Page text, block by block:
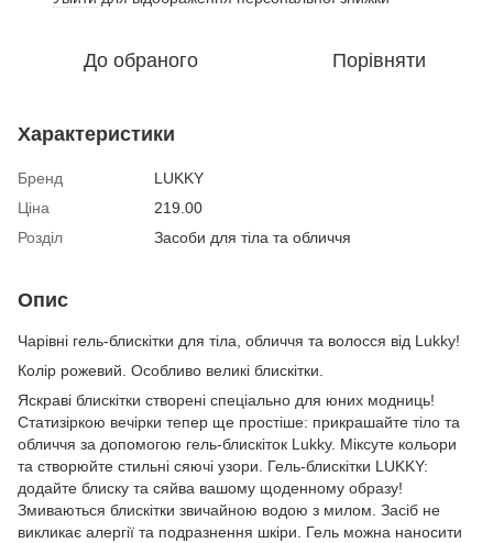
До обраного Порівняти
Характеристики
Бренд
LUKKY
Ціна
219.00
Розділ
Засоби для тіла та обличчя
Опис
Чарівні гель-блискітки для тіла, обличчя та волосся від Lukky!
Колір рожевий. Особливо великі блискітки.
Яскраві блискітки створені спеціально для юних модниць!
Статизіркою вечірки тепер ще простіше: прикрашайте тіло та
обличчя за допомогою гель-блискіток Lukky. Міксуте кольори
та створюйте стильні сяючі узори. Гель-блискітки LUKKY:
додайте блиску та сяйва вашому щоденному образу!
Змиваються блискітки звичайною водою з милом. Засіб не
викликає алергії та подразнення шкіри. Гель можна наносити